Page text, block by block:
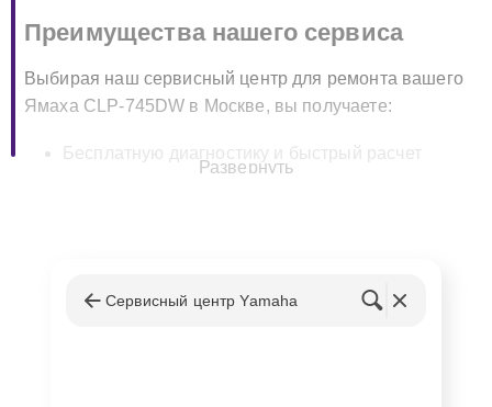
Преимущества нашего сервиса
Выбирая наш сервисный центр для ремонта вашего
Ямаха CLP-745DW в Москве, вы получаете:
Бесплатную диагностику и быстрый расчет
замененные детали;
Развернуть
Сервисный центр Yamaha